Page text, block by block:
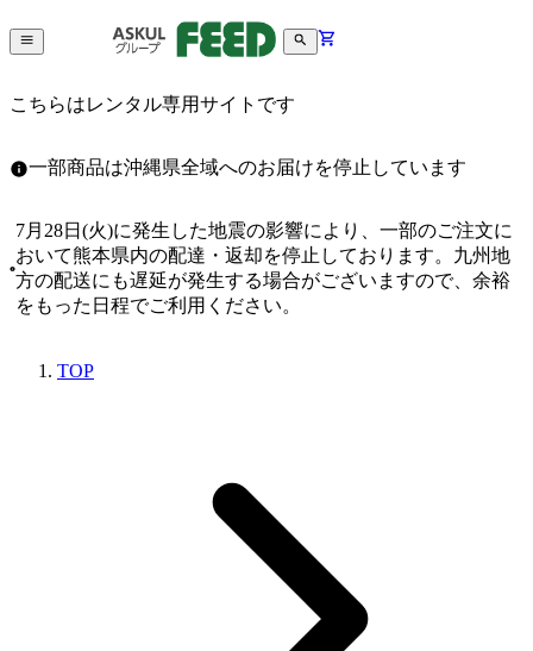
こちらはレンタル専用サイトです
一部商品は沖縄県全域へのお届けを停止しています
7月28日(火)に発生した地震の影響により、一部のご注文に
おいて熊本県内の配達・返却を停止しております。九州地
方の配送にも遅延が発生する場合がございますので、余裕
をもった日程でご利用ください。
TOP